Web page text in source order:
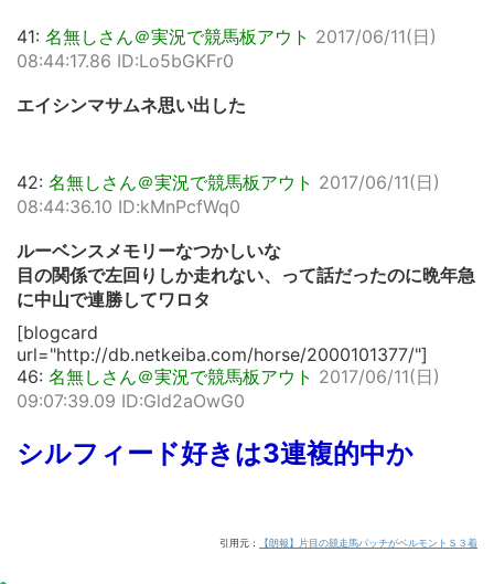
41: 名無しさん＠実況で競馬板アウト 2017/06/11(日)
08:44:17.86 ID:Lo5bGKFr0
エイシンマサムネ思い出した
42: 名無しさん＠実況で競馬板アウト 2017/06/11(日)
08:44:36.10 ID:kMnPcfWq0
ルーベンスメモリーなつかしいな
目の関係で左回りしか走れない、って話だったのに晩年急
に中山で連勝してワロタ
[blogcard
url="http://db.netkeiba.com/horse/2000101377/"]
46: 名無しさん＠実況で競馬板アウト 2017/06/11(日)
09:07:39.09 ID:Gld2aOwG0
シルフィード好きは3連複的中か
引用元： 【朗報】片目の競走馬パッチがベルモントＳ３着